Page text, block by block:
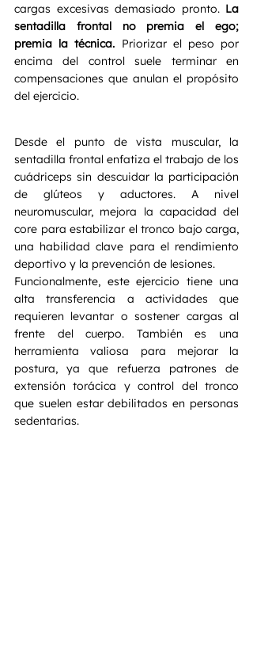
cargas excesivas demasiado pronto. La
sentadilla frontal no premia el ego;
premia la técnica. Priorizar el peso por
encima del control suele terminar en
compensaciones que anulan el propósito
del ejercicio.
Desde el punto de vista muscular, la
sentadilla frontal enfatiza el trabajo de los
cuádriceps sin descuidar la participación
de glúteos y aductores. A nivel
neuromuscular, mejora la capacidad del
core para estabilizar el tronco bajo carga,
una habilidad clave para el rendimiento
deportivo y la prevención de lesiones.
Funcionalmente, este ejercicio tiene una
alta transferencia a actividades que
requieren levantar o sostener cargas al
frente del cuerpo. También es una
herramienta valiosa para mejorar la
postura, ya que refuerza patrones de
extensión torácica y control del tronco
que suelen estar debilitados en personas
sedentarias.